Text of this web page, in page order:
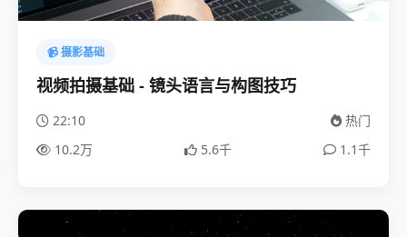
📹 摄影基础
视频拍摄基础 - 镜头语言与构图技巧
22:10
热门
10.2万
5.6千 1.1千